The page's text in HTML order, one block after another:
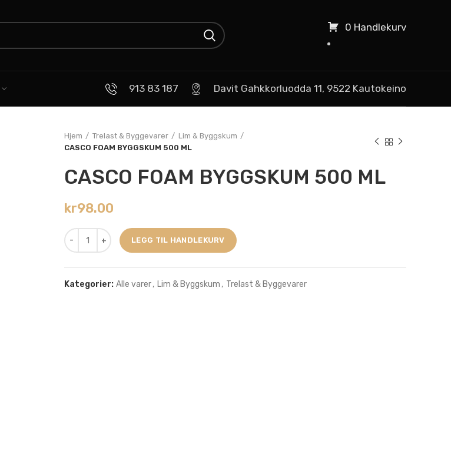
0 Handlekurv
913 83 187 Davit Gahkkorluodda 11, 9522 Kautokeino
Hjem Trelast & Byggevarer
Lim & Byggskum
CASCO FOAM BYGGSKUM 500 ML
CASCO FOAM BYGGSKUM 500 ML
kr98.00
LEGG TIL HANDLEKURV
Kategorier: Alle varer, Lim & Byggskum , Trelast & Byggevarer